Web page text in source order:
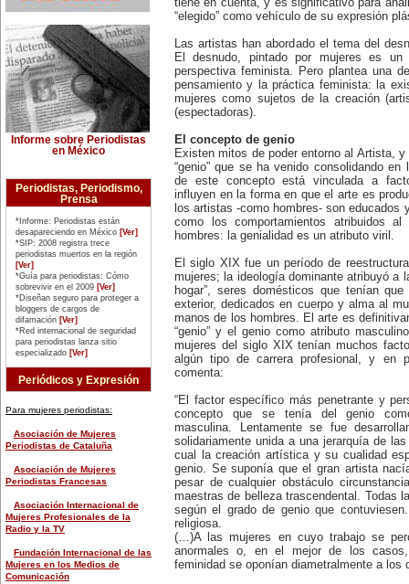
Matilde Montoya (1857-1938). Fue
título de médica cirujana en 1887.
16 de marzo:
La pacifista estadounidense
Rachel Corrie es arrollada (2003)
por una excavadora militar en
Gaza, cuando actuaba como
'escudo humano' para impedir la
demolición de la casa de un
médico de la localidad de Rafah.
19 de marzo:
La Alta Comisionada para los
su retiro del cargo (2002), luego
de conocerse las presiones del
gobierno de Estados Unidos para
que dejara el cargo, por
considerarla una persona
'molesta' para sus intereses.
20 de marzo:
La escritora estadounidense
Harriet Beecher-Stowe (1811-
1896), publica 'La Cabaña del Tío
Tom' (1852), novela que se
convierte en el manifiesto
antiesclavista de su época.
21 de marzo:
Día Internacional de la Eliminación
de la Discriminación Racial.
23 de marzo:
Nace en Iquique, Chile, Elena
emblemática del feminismo
28 de marzo:
-Nace Teresa de Ávila (1515-
Teresa de Jesús, y una de las
grandes místicas de su época.
1940), anarquista rusa, es
arrestada en Estados Unidos por
explicar a una audiencia sobre el
anticonceptivos. Fue considerada
por el director de FBI, Edgar
Hoover, 'la mujer más peligrosa de
Informe sobre Periodistas
en México
Periodistas, Periodismo,
Prensa
*Informe: Periodistas están
desapareciendo en México [Ver]
*SIP: 2008 registra trece
periodistas muertos en la región
[Ver]
*Guía para periodistas: Cómo
sobrevivir en el 2009 [Ver]
*Diseñan seguro para proteger a
bloggers de cargos de
difamación [Ver]
*Red internacional de seguridad
para periodistas lanza sitio
especializado [Ver]
Periódicos y Expresión
Para mujeres periodistas:
Asociación de Mujeres
Periodistas de Cataluña
Asociación de Mujeres
Periodistas Francesas
Asociación Internacional de
Mujeres Profesionales de la
Radio y la TV
Fundación Internacional de las
Mujeres en los Medios de
Comunicación
“elegido” como vehículo de su expresión
Las artistas han abordado el tema del
El desnudo, pintado por mujeres es
perspectiva feminista. Pero plantea una
pensamiento y la práctica feminista: la
mujeres como sujetos de la creación
(espectadoras).
El concepto de genio
Existen mitos de poder entorno al Artista,
“genio” que se ha venido consolidando
de este concepto está vinculada a
influyen en la forma en que el arte es
los artistas -como hombres- son educados
como los comportamientos atribuidos
hombres: la genialidad es un atributo viril.
El siglo XIX fue un período de
mujeres; la ideología dominante atribuyó a
hogar”, seres domésticos que tenían
exterior, dedicados en cuerpo y alma al
manos de los hombres. El arte es
“genio” y el genio como atributo
mujeres del siglo XIX tenían muchos
algún tipo de carrera profesional, y en
comenta:
“El factor específico más penetrante y
concepto que se tenía del genio
masculina. Lentamente se fue
solidariamente unida a una jerarquía de
cual la creación artística y su cualidad
genio. Se suponía que el gran artista
pesar de cualquier obstáculo
maestras de belleza trascendental. Todas
según el grado de genio que
religiosa.
(…)A las mujeres en cuyo trabajo se
anormales o, en el mejor de los
feminidad se oponían diametralmente a los